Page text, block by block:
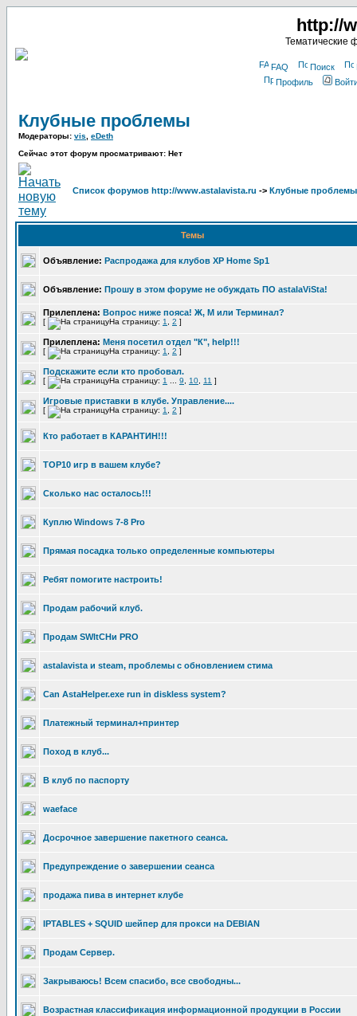
http://
Тематические
FAQ Поиск
Профиль
Клубные проблемы
Модераторы: vis
eDeth
Сейчас этот форум просматривают: Нет
Список форумов http://www.astalavista.ru -> Клубные проблемы
Темы
Объявление: Распродажа для клубов XP Home Sp1
Объявление: Прошу в этом форуме не обуждать ПО astalaViSta!
Прилеплена: Вопрос ниже пояса! Ж, М или Терминал?
[ На страницу: 1 2 ]
Прилеплена: Меня посетил отдел "К", help!!!
[ На страницу: 1 2 ]
Подскажите если кто пробовал.
[ На страницу: 1 9 10 11 ]
Игровые приставки в клубе. Управление....
[ На страницу: 1 2 ]
Кто работает в КАРАНТИН!!!
TOP10 игр в вашем клубе?
Сколько нас осталось!!!
Куплю Windows 7-8 Pro
Прямая посадка только определенные компьютеры
Ребят помогите настроить!
Продам рабочий клуб.
Продам SWItCHи PRO
astalavista и steam, проблемы с обновлением стима
Can AstaHelper.exe run in diskless system?
Платежный терминал+принтер
Поход в клуб...
В клуб по паспорту
waeface
Досрочное завершение пакетного сеанса.
Предупреждение о завершении сеанса
продажа пива в интернет клубе
IPTABLES + SQUID шейпер для прокси на DEBIAN
Продам Сервер.
Закрываюсь! Всем спасибо, все свободны...
Возрастная классификация информационной продукции в России